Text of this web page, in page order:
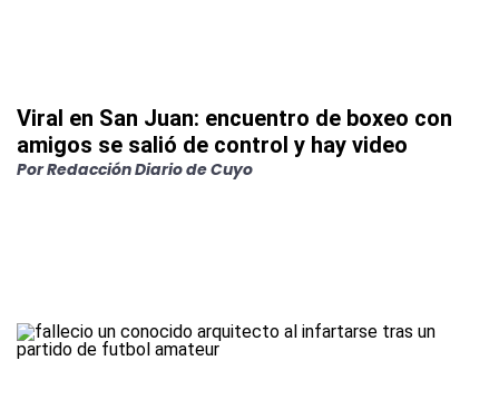
Viral en San Juan: encuentro de boxeo con
amigos se salió de control y hay video
PorRedacción Diario de Cuyo